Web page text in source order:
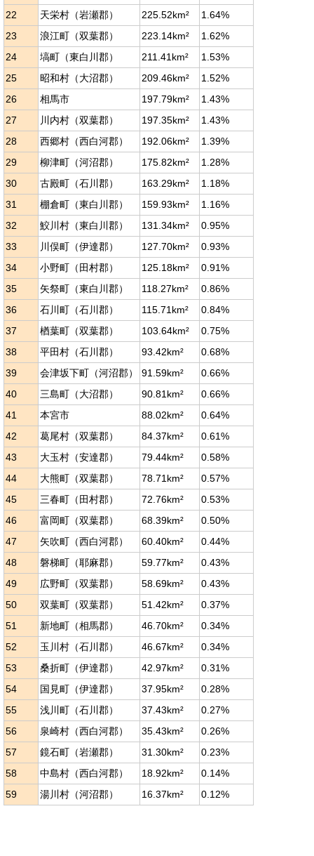
22
天栄村（岩瀬郡） 225.52km²
1.64%
23
浪江町（双葉郡） 223.14km²
1.62%
24
塙町（東白川郡） 211.41km²
1.53%
25
昭和村（大沼郡） 209.46km²
1.52%
26
相馬市 197.79km²
1.43%
27
川内村（双葉郡） 197.35km²
1.43%
28
西郷村（西白河郡） 192.06km²
1.39%
29
柳津町（河沼郡） 175.82km²
1.28%
30
古殿町（石川郡） 163.29km²
1.18%
31
棚倉町（東白川郡） 159.93km²
1.16%
32
鮫川村（東白川郡） 131.34km²
0.95%
33
川俣町（伊達郡） 127.70km²
0.93%
34
小野町（田村郡） 125.18km²
0.91%
35
矢祭町（東白川郡） 118.27km²
0.86%
36
石川町（石川郡） 115.71km²
0.84%
37
楢葉町（双葉郡） 103.64km²
0.75%
38
平田村（石川郡） 93.42km²
0.68%
39
会津坂下町（河沼郡） 91.59km²
0.66%
40
三島町（大沼郡） 90.81km²
0.66%
41
本宮市 88.02km²
0.64%
42
葛尾村（双葉郡） 84.37km²
0.61%
43
大玉村（安達郡） 79.44km²
0.58%
44
大熊町（双葉郡） 78.71km²
0.57%
45
三春町（田村郡） 72.76km²
0.53%
46
富岡町（双葉郡） 68.39km²
0.50%
47
矢吹町（西白河郡） 60.40km²
0.44%
48
磐梯町（耶麻郡） 59.77km²
0.43%
49
広野町（双葉郡） 58.69km²
0.43%
50
双葉町（双葉郡） 51.42km²
0.37%
51
新地町（相馬郡） 46.70km²
0.34%
52
玉川村（石川郡） 46.67km²
0.34%
53
桑折町（伊達郡） 42.97km²
0.31%
54
国見町（伊達郡） 37.95km²
0.28%
55
浅川町（石川郡） 37.43km²
0.27%
56
泉崎村（西白河郡） 35.43km²
0.26%
57
鏡石町（岩瀬郡） 31.30km²
0.23%
58
中島村（西白河郡） 18.92km²
0.14%
59
湯川村（河沼郡） 16.37km² 0.12%